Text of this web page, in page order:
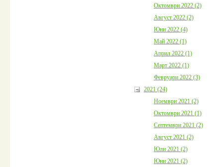
Октомври 2022 (2)
Август 2022 (2)
Юни 2022 (4)
Май 2022 (1)
Април 2022 (1)
Март 2022 (1)
Февруари 2022 (3)
2021 (24)
Ноември 2021 (2)
Октомври 2021 (1)
Септември 2021 (2)
Август 2021 (2)
Юли 2021 (2)
Юни 2021 (2)